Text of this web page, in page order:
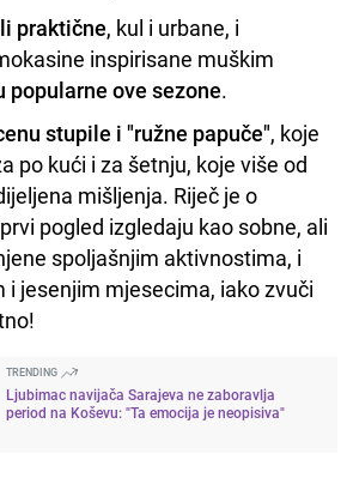
praktične, kul i urbane, i
inspirisane muškim
popularne ove sezone.
stupile i "ružne papuče", koje
po kući i za šetnju, koje više od
mišljenja. Riječ je o
pogled izgledaju kao sobne, ali
spoljašnjim aktivnostima, i
i jesenjim mjesecima, iako zvuči
TRENDING
Ljubimac navijača Sarajeva ne zaboravlja
period na Koševu: "Ta emocija je neopisiva"